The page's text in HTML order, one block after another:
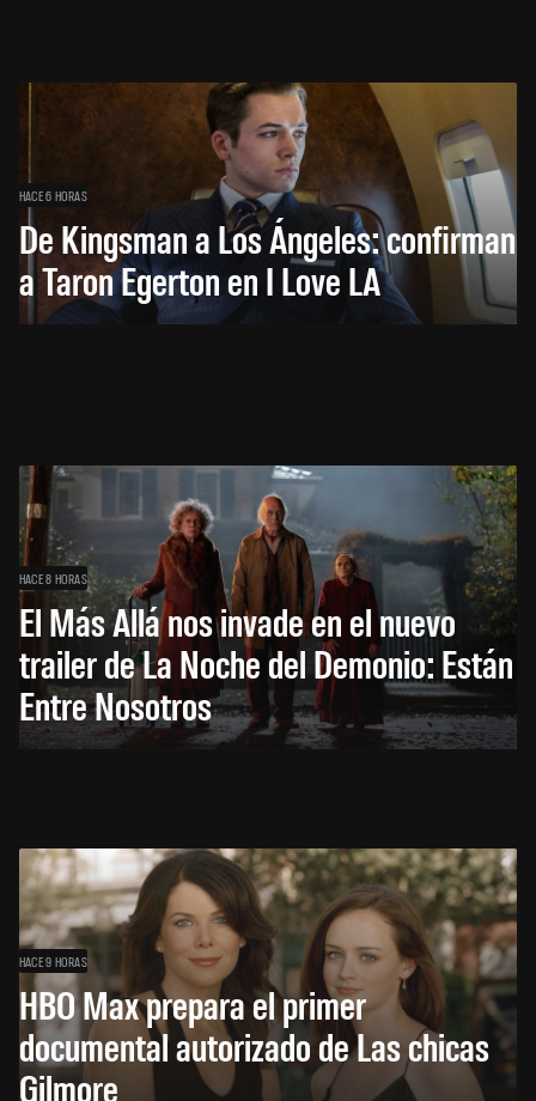
HACE 6 HORAS
De Kingsman a Los Ángeles: confirman
a Taron Egerton en I Love LA
HACE 8 HORAS
El Más Allá nos invade en el nuevo
trailer de La Noche del Demonio: Están
Entre Nosotros
HACE 9 HORAS
HBO Max prepara el primer
documental autorizado de Las chicas
Gilmore